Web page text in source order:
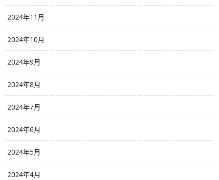
2024年11月
2024年10月
2024年9月
2024年8月
2024年7月
2024年6月
2024年5月
2024年4月